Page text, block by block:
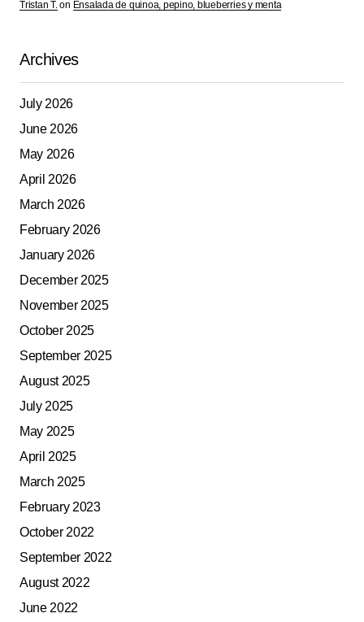
Tristan T.on Ensalada de quinoa, pepino, blueberries y menta
Archives
July 2026
June 2026
May 2026
April 2026
March 2026
February 2026
January 2026
December 2025
November 2025
October 2025
September 2025
August 2025
July 2025
May 2025
April 2025
March 2025
February 2023
October 2022
September 2022
August 2022
June 2022